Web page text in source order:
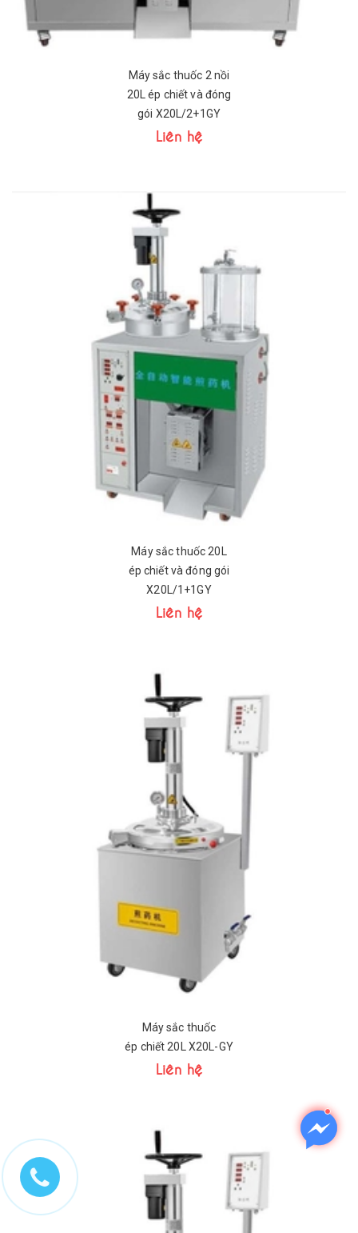
Máy sắc thuốc 2 nồi
20L ép chiết và đóng
gói X20L/2+1GY
Liên hệ
Máy sắc thuốc 20L
ép chiết và đóng gói
X20L/1+1GY
Liên hệ
Máy sắc thuốc
ép chiết 20L X20L-GY
Liên hệ